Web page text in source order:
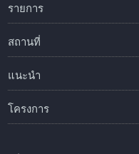
รายการ
สถานที่
แนะนำ
โครงการ